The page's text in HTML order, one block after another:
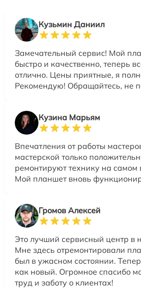
Кузьмин Даниил
Замечательный сервис! Мой
быстро и качественно, теперь
отлично. Цены приятные, я
Рекомендую! Обращайтесь, не
Кузина Марьям
Впечатления от работы
мастерской только
ремонтируют технику на самом
Мой планшет вновь
Громов Алексей
Это лучший сервисный центр в
Мне здесь отремонтировали
был в ужасном состоянии.
как новый. Огромное спасибо
труд и заботу о клиентах!